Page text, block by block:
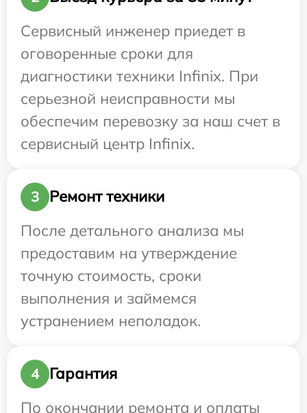
Сервисный инженер приедет в
оговоренные сроки для
диагностики техники Infinix. При
серьезной неисправности мы
обеспечим перевозку за наш счет в
сервисный центр Infinix.
3
Ремонт техники
После детального анализа мы
предоставим на утверждение
точную стоимость, сроки
выполнения и займемся
устранением неполадок.
4
Гарантия
По окончании ремонта и оплаты